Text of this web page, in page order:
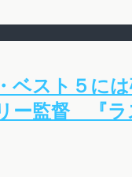
ベスト５に
ー監督 『ラ